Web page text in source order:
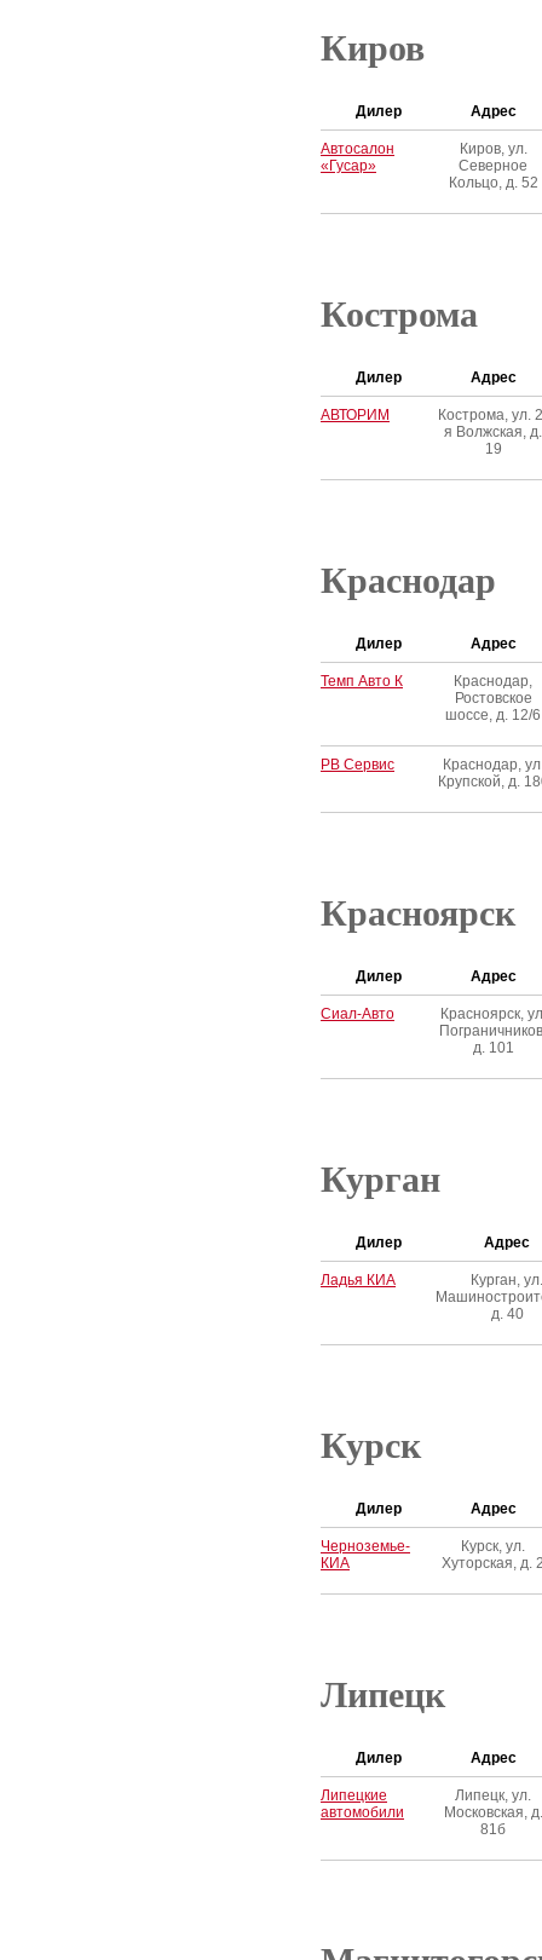
Киров
Дилер Адрес
Автосалон
«Гусар»
Киров, ул.
Северное
Кольцо, д. 52
Кострома
Дилер Адрес
АВТОРИМ
Кострома, ул.
я Волжская, д.
19
Краснодар
Дилер Адрес
Темп Авто К
Краснодар,
Ростовское
шоссе, д. 12/6
РВ Сервис
Краснодар,
Крупской, д.
Красноярск
Дилер Адрес
Сиал-Авто
Красноярск,
д. 101
Курган
Дилер Адрес
Ладья КИА
Курган, ул.
д. 40
Курск
Дилер Адрес
Черноземье-
КИА
Курск, ул.
Хуторская, д.
Липецк
Дилер Адрес
Липецкие
автомобили
Липецк, ул.
Московская, д.
81б